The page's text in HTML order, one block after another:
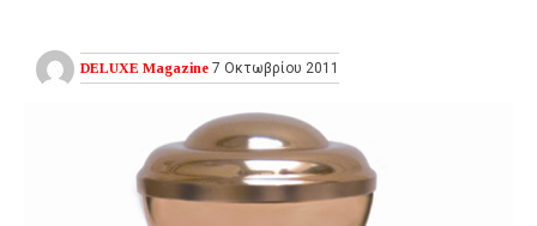
DELUXE Magazine 7 Οκτωβρίου 2011